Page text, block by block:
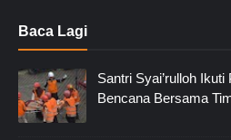
Baca Lagi
Santri Syai’rulloh Ikuti
Bencana Bersama